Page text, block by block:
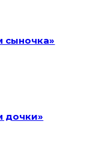
сыночка»
дочки»